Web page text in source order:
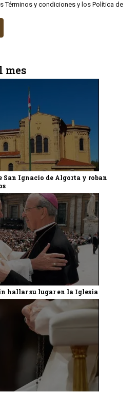
Términos y condicionesy los Política de
mes
San Ignacio de Algorta y roban
hallar su lugar en la Iglesia